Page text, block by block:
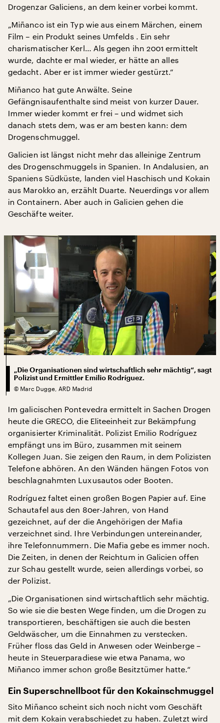
Drogenzar Galiciens, an dem keiner vorbei kommt.
„Miñanco ist ein Typ wie aus einem Märchen, einem
Film – ein Produkt seines Umfelds . Ein sehr
charismatischer Kerl… Als gegen ihn 2001 ermittelt
wurde, dachte er mal wieder, er hätte an alles
gedacht. Aber er ist immer wieder gestürzt.“
Miñanco hat gute Anwälte. Seine
Gefängnisaufenthalte sind meist von kurzer Dauer.
Immer wieder kommt er frei – und widmet sich
danach stets dem, was er am besten kann: dem
Drogenschmuggel.
Galicien ist längst nicht mehr das alleinige Zentrum
des Drogenschmuggels in Spanien. In Andalusien, an
Spaniens Südküste, landen viel Haschisch und Kokain
aus Marokko an, erzählt Duarte. Neuerdings vor allem
in Containern. Aber auch in Galicien gehen die
Geschäfte weiter.
„Die Organisationen sind wirtschaftlich sehr mächtig“, sagt
Polizist und Ermittler Emilio Rodríguez.
© Marc Dugge, ARD Madrid
Im galicischen Pontevedra ermittelt in Sachen Drogen
heute die GRECO, die Eliteeinheit zur Bekämpfung
organisierter Kriminalität. Polizist Emilio Rodríguez
empfängt uns im Büro, zusammen mit seinem
Kollegen Juan. Sie zeigen den Raum, in dem Polizisten
Telefone abhören. An den Wänden hängen Fotos von
beschlagnahmten Luxusautos oder Booten.
Rodríguez faltet einen großen Bogen Papier auf. Eine
Schautafel aus den 80er-Jahren, von Hand
gezeichnet, auf der die Angehörigen der Mafia
verzeichnet sind. Ihre Verbindungen untereinander,
ihre Telefonnummern. Die Mafia gebe es immer noch.
Die Zeiten, in denen der Reichtum in Galicien offen
zur Schau gestellt wurde, seien allerdings vorbei, so
der Polizist.
„Die Organisationen sind wirtschaftlich sehr mächtig.
So wie sie die besten Wege finden, um die Drogen zu
transportieren, beschäftigen sie auch die besten
Geldwäscher, um die Einnahmen zu verstecken.
Früher floss das Geld in Anwesen oder Weinberge –
heute in Steuerparadiese wie etwa Panama, wo
Miñanco immer schon große Besitztümer hatte.“
Ein Superschnellboot für den Kokainschmuggel
Sito Miñanco scheint sich noch nicht vom Geschäft
mit dem Kokain verabschiedet zu haben. Zuletzt wird